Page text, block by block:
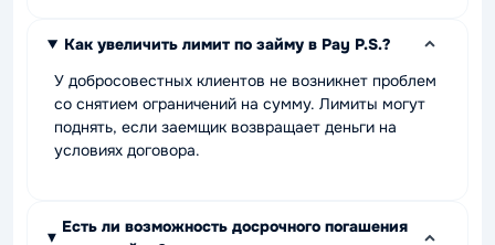
Как увеличить лимит по займу в Pay P.S.?
У добросовестных клиентов не возникнет проблем
со снятием ограничений на сумму. Лимиты могут
поднять, если заемщик возвращает деньги на
условиях договора.
Есть ли возможность досрочного погашения